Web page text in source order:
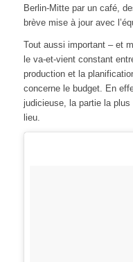
Berlin-Mitte par un café,
brève mise à jour avec
Tout aussi important – et
le va-et-vient constant
production et la
concerne le budget. En
judicieuse, la partie la
lieu.